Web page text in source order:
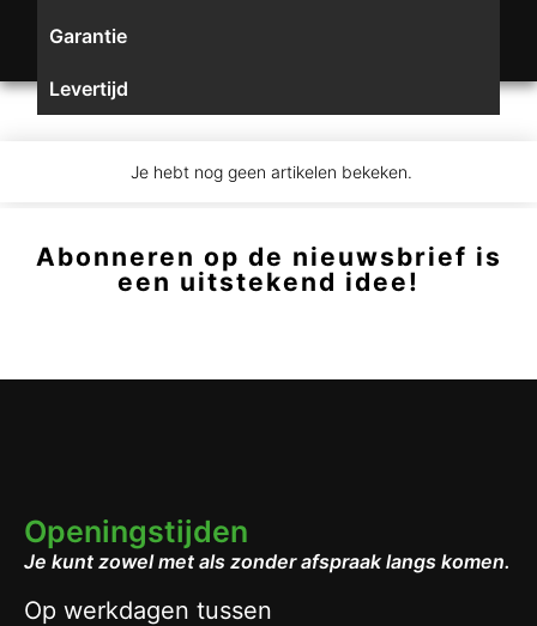
Garantie
Levertijd
Je hebt nog geen artikelen bekeken.
Abonneren op de nieuwsbrief is
een uitstekend idee!
Openingstijden
Je kunt zowel met als zonder afspraak langs komen.
Op werkdagen tussen